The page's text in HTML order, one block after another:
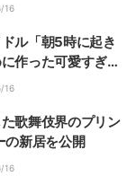
16
ル「朝5時に起き
作った可愛すぎる
16
歌舞伎界のプリン
の新居を公開
16